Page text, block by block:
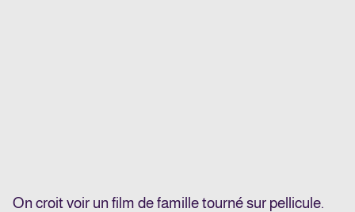
On croit voir un film de famille tourné sur pellicule.